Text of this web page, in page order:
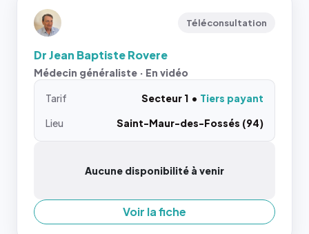
Téléconsultation
Dr Jean Baptiste Rovere
Médecin généraliste · En vidéo
Tarif Secteur 1
Tiers payant
Lieu
Saint-Maur-des-Fossés (94)
Aucune disponibilité à venir
Voir la fiche